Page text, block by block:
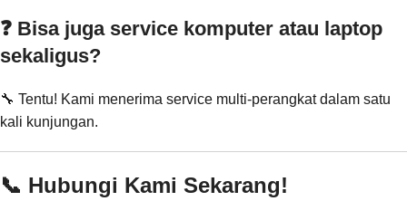
❓ Bisa juga service komputer atau laptop
sekaligus?
🔧 Tentu! Kami menerima service multi-perangkat dalam satu
kali kunjungan.
📞 Hubungi Kami Sekarang!